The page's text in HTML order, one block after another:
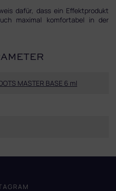
dafür, dass ein Effektprodukt
maximal komfortabel in der
MASTER BASE 6 ml